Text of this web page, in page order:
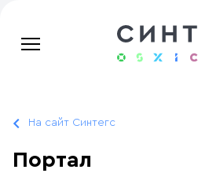
На сайт Синтегс
Портал